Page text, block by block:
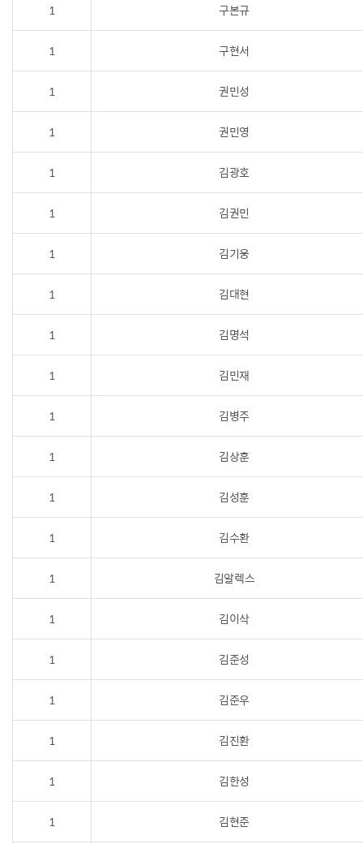
1 구본규
1 구현서
1 권민성
1 권민영
1 김광호
1 김권민
1 김기웅
1 김대현
1 김명석
1 김민재
1 김병주
1 김상훈
1 김성훈
1 김수환
1 김알렉스
1 김이삭
1 김준성
1 김준우
1 김진환
1 김한성
1 김현준